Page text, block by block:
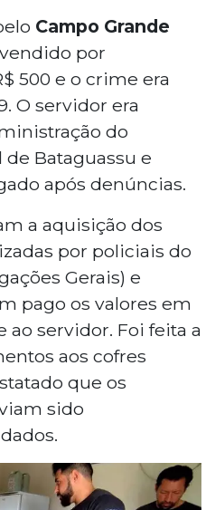
Campo Grande
por
500 e o crime era
O servidor era
do
Bataguassu e
após denúncias.
a aquisição dos
por policiais do
Gerais) e
pago os valores em
servidor. Foi feita a
aos cofres
que os
sido